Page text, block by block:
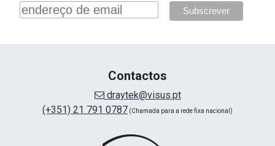
Contactos
draytek@visus.pt
(+351) 21 791 0787 (Chamada para a rede fixa nacional)